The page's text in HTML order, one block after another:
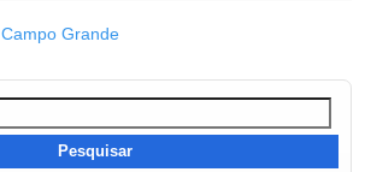
Grande